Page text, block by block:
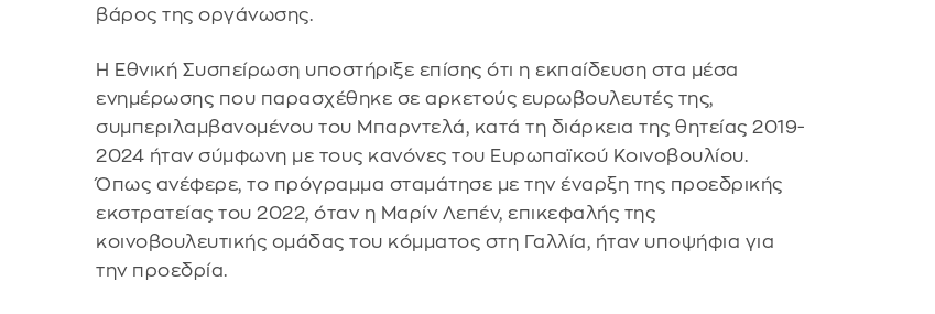
βάρος της οργάνωσης.
Η Εθνική Συσπείρωση υποστήριξε επίσης ότι η εκπαίδευση στα μέσα
ενημέρωσης που παρασχέθηκε σε αρκετούς ευρωβουλευτές της,
συμπεριλαμβανομένου του Μπαρντελά, κατά τη διάρκεια της θητείας 2019-
2024 ήταν σύμφωνη με τους κανόνες του Ευρωπαϊκού Κοινοβουλίου.
Όπως ανέφερε, το πρόγραμμα σταμάτησε με την έναρξη της προεδρικής
εκστρατείας του 2022, όταν η Μαρίν Λεπέν, επικεφαλής της
κοινοβουλευτικής ομάδας του κόμματος στη Γαλλία, ήταν υποψήφια για
την προεδρία.